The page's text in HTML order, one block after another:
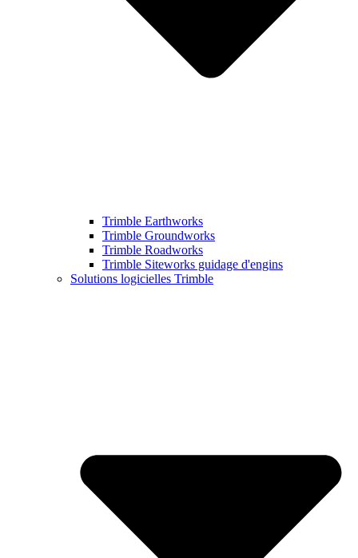
Trimble Earthworks
Trimble Groundworks
Trimble Roadworks
Trimble Siteworks guidage d'engins
Solutions logicielles Trimble